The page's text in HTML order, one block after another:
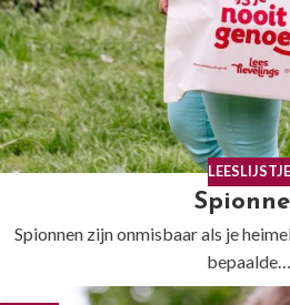
LEESLIJSTJE
Spionnen zijn onmisbaar als je
bepaalde…